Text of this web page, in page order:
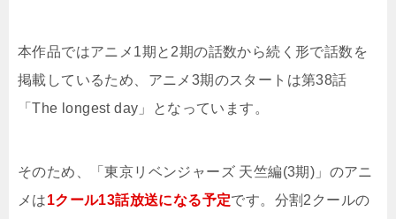
本作品ではアニメ1期と2期の話数から続く形で話数を
掲載しているため、アニメ3期のスタートは第38話
「The longest day」となっています。
そのため、「東京リベンジャーズ 天竺編(3期)」のアニ
メは1クール13話放送になる予定です。分割2クールの